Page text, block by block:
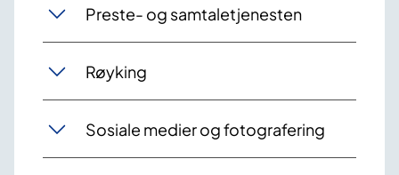
Preste- og samtaletjenesten
Røyking
Sosiale medier og fotografering